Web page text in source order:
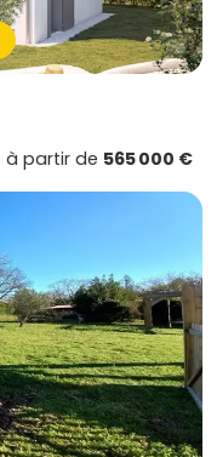
à partir de 565 000 €